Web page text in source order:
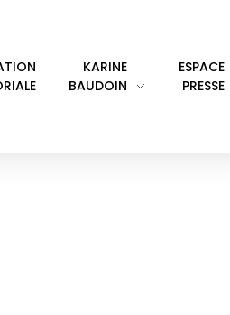
KARINE
BAUDOIN
ESPACE
PRESSE